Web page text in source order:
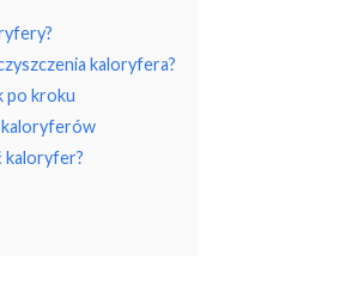
kaloryfera?
po kroku
kaloryferów
kaloryfer?